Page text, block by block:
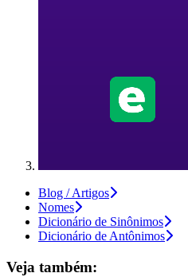
Blog / Artigos
Nomes
Dicionário de Sinônimos
Dicionário de Antônimos
Veja também: